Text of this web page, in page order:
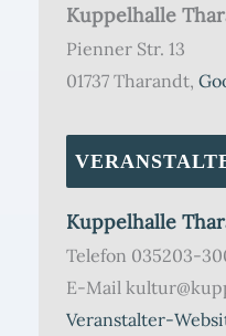
Kuppelhalle
Pienner Str. 13
01737 Tharandt,
Kuppelhalle
Telefon 035203-
E-Mail
Veranstalter-